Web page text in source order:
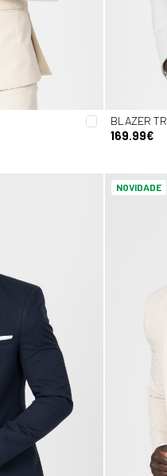
BLAZER
169.99€
NOVIDADE